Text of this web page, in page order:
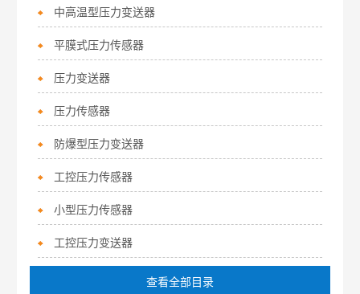
中高温型压力变送器
平膜式压力传感器
压力变送器
压力传感器
防爆型压力变送器
工控压力传感器
小型压力传感器
工控压力变送器
查看全部目录